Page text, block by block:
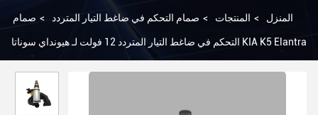
المنزل > المنتجات > صمام التحكم في ضاغط التيار المتردد > صمام
التحكم في ضاغط التيار المتردد 12 فولت لـ هيونداي سوناتا KIA K5 Elantra